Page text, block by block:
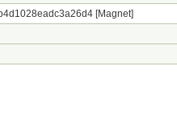
[Magnet]